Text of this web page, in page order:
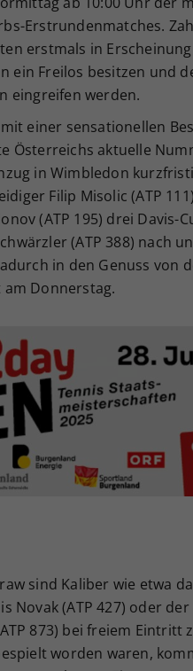
Erstrundenmatches.
erstmals in
ein Freilos besitzen und
eingreifen werden.
einer sensationellen
Österreichs aktuelle
in Wimbledon
Filip Misolic (ATP
(ATP 195) drei Davis-
(ATP 388) nach
in den Genuss von
Donnerstag.
sind Kaliber wie etwa
Novak (ATP 427) oder
873) bei freiem Eintritt
worden waren,